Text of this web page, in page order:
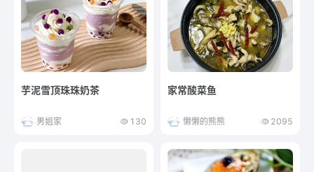
芋泥雪顶珠珠奶茶
男姐家 130
家常酸菜鱼
懒懒的熊熊 2095